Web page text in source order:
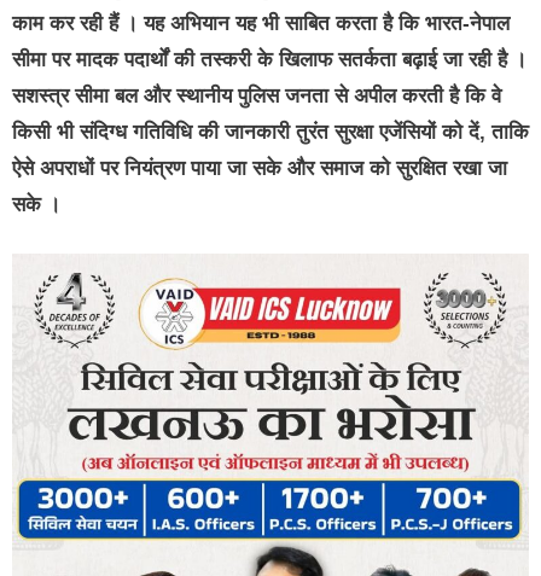
काम कर रही हैं । यह अभियान यह भी साबित करता है कि भारत-नेपाल
सीमा पर मादक पदार्थों की तस्करी के खिलाफ सतर्कता बढ़ाई जा रही है ।
सशस्त्र सीमा बल और स्थानीय पुलिस जनता से अपील करती है कि वे
किसी भी संदिग्ध गतिविधि की जानकारी तुरंत सुरक्षा एजेंसियों को दें, ताकि
ऐसे अपराधों पर नियंत्रण पाया जा सके और समाज को सुरक्षित रखा जा
सके ।